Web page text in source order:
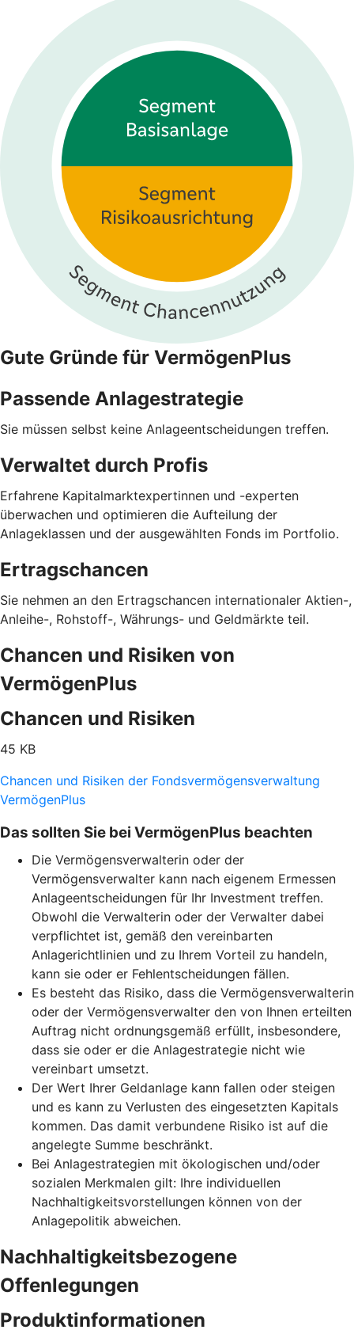
Gute Gründe für VermögenPlus
Passende Anlagestrategie
Sie müssen selbst keine Anlageentscheidungen treffen.
Verwaltet durch Profis
Erfahrene Kapitalmarktexpertinnen und -experten
überwachen und optimieren die Aufteilung der
Anlageklassen und der ausgewählten Fonds im Portfolio.
Ertragschancen
Sie nehmen an den Ertragschancen internationaler Aktien-,
Anleihe-, Rohstoff-, Währungs- und Geldmärkte teil.
Chancen und Risiken von
VermögenPlus
Chancen und Risiken
45 KB
Chancen und Risiken der Fondsvermögensverwaltung
VermögenPlus
Das sollten Sie bei VermögenPlus beachten
Die Vermögensverwalterin oder der
Vermögensverwalter kann nach eigenem Ermessen
Anlageentscheidungen für Ihr Investment treffen.
Obwohl die Verwalterin oder der Verwalter dabei
verpflichtet ist, gemäß den vereinbarten
Anlagerichtlinien und zu Ihrem Vorteil zu handeln,
kann sie oder er Fehlentscheidungen fällen.
Es besteht das Risiko, dass die Vermögensverwalterin
oder der Vermögensverwalter den von Ihnen erteilten
Auftrag nicht ordnungsgemäß erfüllt, insbesondere,
dass sie oder er die Anlagestrategie nicht wie
vereinbart umsetzt.
Der Wert Ihrer Geldanlage kann fallen oder steigen
und es kann zu Verlusten des eingesetzten Kapitals
kommen. Das damit verbundene Risiko ist auf die
angelegte Summe beschränkt.
Bei Anlagestrategien mit ökologischen und/oder
sozialen Merkmalen gilt: Ihre individuellen
Nachhaltigkeitsvorstellungen können von der
Anlagepolitik abweichen.
Nachhaltigkeitsbezogene
Offenlegungen
Produktinformationen